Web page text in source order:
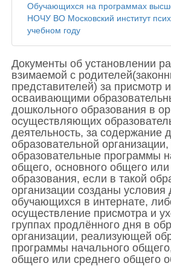
Обучающихся на программах
НОЧУ ВО Московский институт
учебном году
Документы об установлении
взимаемой с
представителей) за присмотр
осваивающими
дошкольного образования в
осуществляющих
деятельность, за содержание
образовательной
образовательные программы
общего, основного общего
образования, если в такой
организации созданы
обучающихся в интернате,
осуществление присмотра и
группах продлённого дня в
организации, реализующей
программы начального
общего или среднего общего